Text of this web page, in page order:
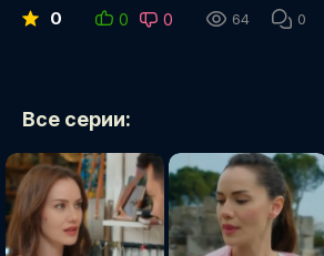
0 0 0 64 0
Все серии: